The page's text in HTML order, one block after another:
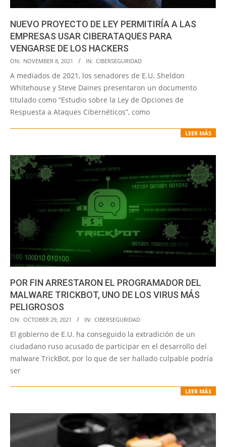
NUEVO PROYECTO DE LEY PERMITIRÍA A LAS
EMPRESAS USAR CIBERATAQUES PARA
VENGARSE DE LOS HACKERS
2021-
11-
08
ON: NOVEMBER 8, 2021 IN: CIBERSEGURIDAD
A mediados de 2021, los senadores de E.U. Sheldon
Whitehouse y Steve Daines presentaron un documento
titulado como “Estudio sobre la Ley de Opciones de
Respuesta a Ataques Cibernéticos”, como
LEER MÁS
POR FIN ARRESTARON EL PROGRAMADOR DEL
MALWARE TRICKBOT, UNO DE LOS VIRUS MÁS
PELIGROSOS
2021-
10-
29
ON: OCTOBER 29, 2021 IN: CIBERSEGURIDAD
El gobierno de E.U. ha conseguido la extradición de un
ciudadano ruso acusado de participar en el desarrollo del
malware TrickBot, por lo que de ser hallado culpable podría
ser
LEER MÁS